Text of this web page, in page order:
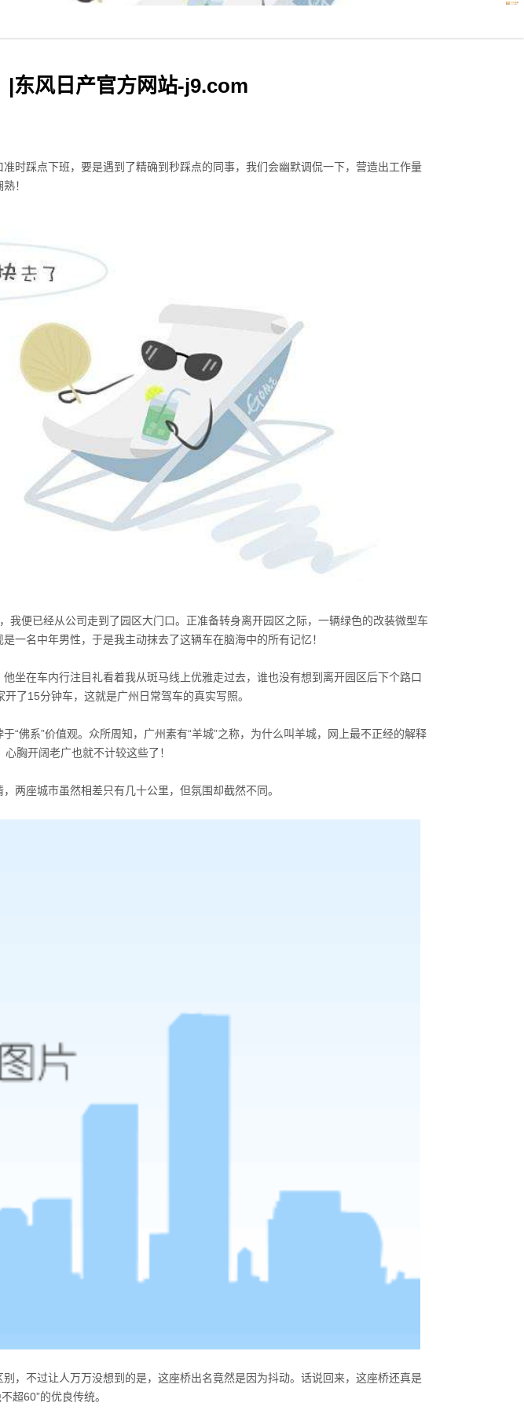
|东风日产官方网站-j9.com
时踩点下班，要是遇到了精确到秒踩点的同事，我们会幽默调侃一下，营造出工作量
！
我便已经从公司走到了园区大门口。正准备转身离开园区之际，一辆绿色的改装微型车
一名中年男性，于是我主动抹去了这辆车在脑海中的所有记忆！
坐在车内行注目礼看着我从斑马线上优雅走过去，谁也没有想到离开园区后下个路口
开了15分钟车，这就是广州日常驾车的真实写照。
佛系”价值观。众所周知，广州素有“羊城”之称，为什么叫羊城，网上最不正经的解释
胸开阔老广也就不计较这些了！
两座城市虽然相差只有几十公里，但氛围却截然不同。
，不过让人万万没想到的是，这座桥出名竟然是因为抖动。话说回来，这座桥还真是
超60”的优良传统。